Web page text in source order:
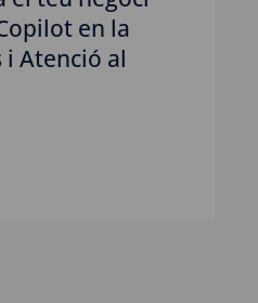
en la
i Atenció al